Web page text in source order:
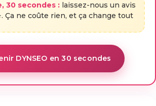
30 secondes : laissez-nous un avis
Ça ne coûte rien, et ça change tout
DYNSEO en 30 secondes